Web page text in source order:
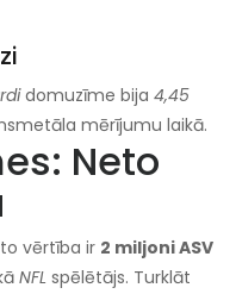
domuzīme bija 4,45
mērījumu laikā.
Neto
vērtība ir 2 miljoni ASV
NFL spēlētājs. Turklāt